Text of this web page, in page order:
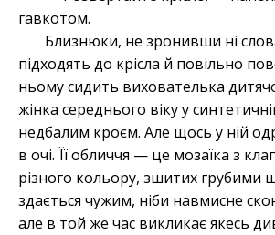
гавкотом.
Близнюки, не зронивши ні
підходять до крісла й повільно
ньому сидить вихователька
жінка середнього віку у
недбалим кроєм. Але щось у ній
в очі. Її обличчя — це мозаїка з
різного кольору, зшитих грубими
здається чужим, ніби навмисне
але в той же час викликає якесь